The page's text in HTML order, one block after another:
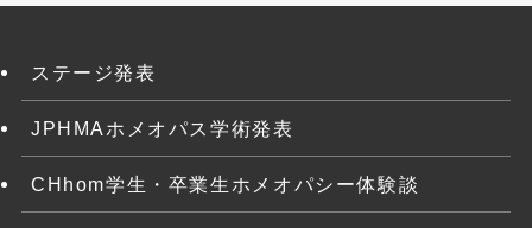
ステージ発表
JPHMAホメオパス学術発表
CHhom学生・卒業生ホメオパシー体験談